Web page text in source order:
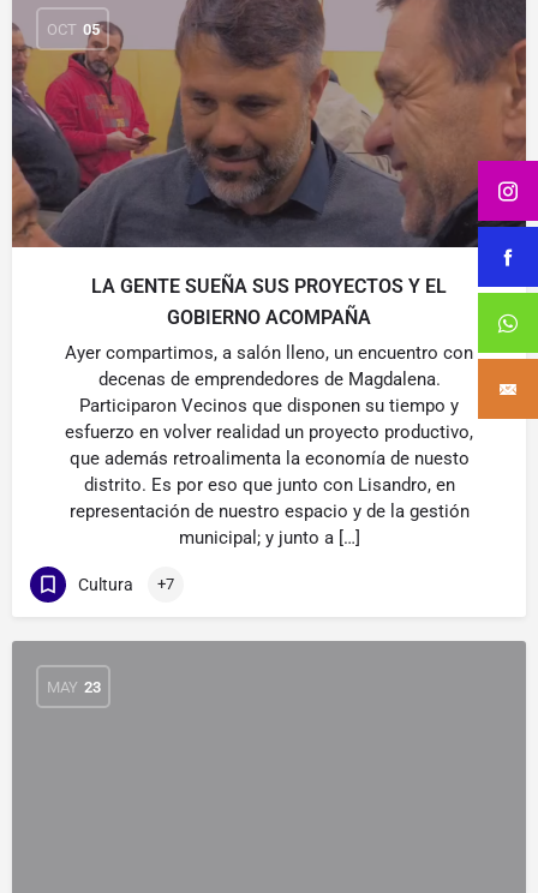
OCT 05
LA GENTE SUEÑA SUS PROYECTOS Y EL
GOBIERNO ACOMPAÑA
Ayer compartimos, a salón lleno, un encuentro con
decenas de emprendedores de Magdalena.
Participaron Vecinos que disponen su tiempo y
esfuerzo en volver realidad un proyecto productivo,
que además retroalimenta la economía de nuesto
distrito. Es por eso que junto con Lisandro, en
representación de nuestro espacio y de la gestión
municipal; y junto a […]
Cultura +7
MAY 23